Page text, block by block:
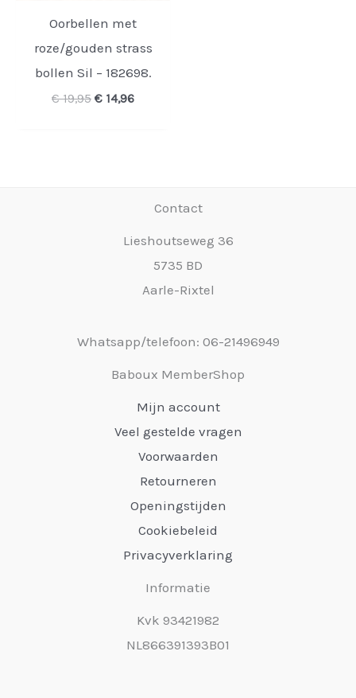
Oorbellen met
roze/gouden strass
bollen Sil – 182698.
€19,95 Oorspronkelijke
€ 14,96Huidige
Contact
Lieshoutseweg 36
5735 BD
Aarle-Rixtel
Whatsapp/telefoon: 06-21496949
Baboux MemberShop
Mijn account
Veel gestelde vragen
Voorwaarden
Retourneren
Openingstijden
Cookiebeleid
Privacyverklaring
Informatie
Kvk 93421982
NL866391393B01